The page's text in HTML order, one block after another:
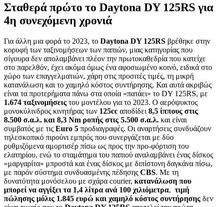
Σταθερά πρώτο το Daytona DY 125RS για
4η συνεχόμενη χρονιά
Για άλλη μια φορά το 2023, το Daytona DY125RS βρέθηκε στην
κορυφή των ταξινομήσεων των παπιών, μιας κατηγορίας που
σίγουρα δεν απολαμβάνει πλέον την πρωτοκαθεδρία που κατείχε
στο παρελθόν, έχει ακόμα όμως ένα αφοσιωμένο κοινό, ειδικά στο
χώρο των επαγγελματιών, χάρη στις προσιτές τιμές, τη μικρή
κατανάλωση και το χαμηλό κόστος συντήρησης. Και αυτά ακριβώς
είναι τα προτερήματα πάνω στα οποία «πατάει» το DY 125RS, με
1.674 ταξινομήσεις του μοντέλου για το 2023. Ο αερόψυκτος
μονοκύλινδρος κινητήρας των 125cc αποδίδει 8,5 ίππους στις
8.500 σ.α.λ. και 8,3 Nm ροπής στις 5.500 σ.α.λ. και είναι
συμβατός με τις Euro 5 προδιαγραφές. Οι αναρτήσεις συνδυάζουν
τηλεσκοπικό πιρούνι εμπρός που συνεργάζεται με δύο
ρυθμιζόμενα αμορτισέρ πίσω ως προς την προ-φόρτιση του
ελατηρίου, ενώ το σταμάτημα του παπιού αναλαμβάνει ένας δίσκος
«μαργαρίτα» μπροστά και ένας δίσκος με διπίστονη δαγκάνα πίσω,
με παρόν σύστημα συνδυασμένης πέδησης CBS. Με τη
δυνατότητα μονόσελου με σχάρα courier, κατανάλωση που
μπορεί να αγγίξει τα 1,4 λίτρα ανά 100 χιλιόμετρα, τιμή
πώλησης μόλις 1.845 ευρώ και χαμηλό κόστος συντήρησης δεν